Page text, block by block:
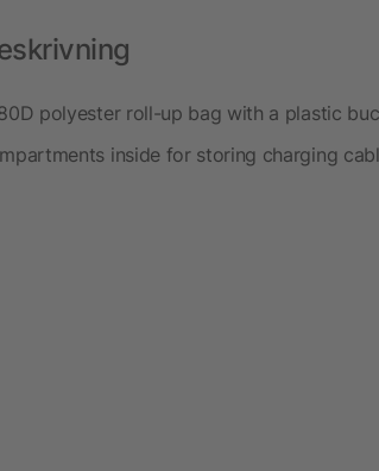
polyester roll-up bag with a plastic
inside for storing charging